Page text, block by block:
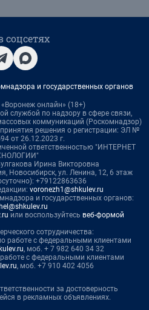
и государственных органов
онлайн» (18+)
службой по надзору в сфере связи,
коммуникаций (Роскомнадзор)
решения о регистрации: ЭЛ №
от 26.12.2023 г.
ответственностью "ИНТЕРНЕТ
Ирина Викторовна
Новосибирск, ул. Ленина, 12, 6 этаж
+79122863636
voronezh1@shkulev.ru
и государственных органов:
или воспользуйтесь веб-формой
сотрудничества:
работе с федеральными клиентами
, моб. + 7 982 640 34 32
с федеральными клиентами
, моб. +7 910 402 4056
за достоверность
в рекламных объявлениях.